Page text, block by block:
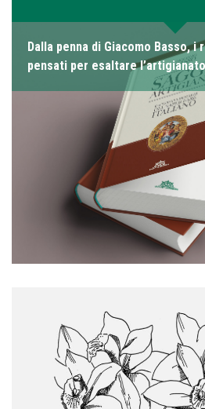
Dalla penna di Giacomo Basso,
pensati per esaltare